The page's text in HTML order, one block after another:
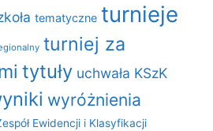
tematyczne turnieje
turniej za
tytuły uchwała KSzK
wyróżnienia
Ewidencji i Klasyfikacji